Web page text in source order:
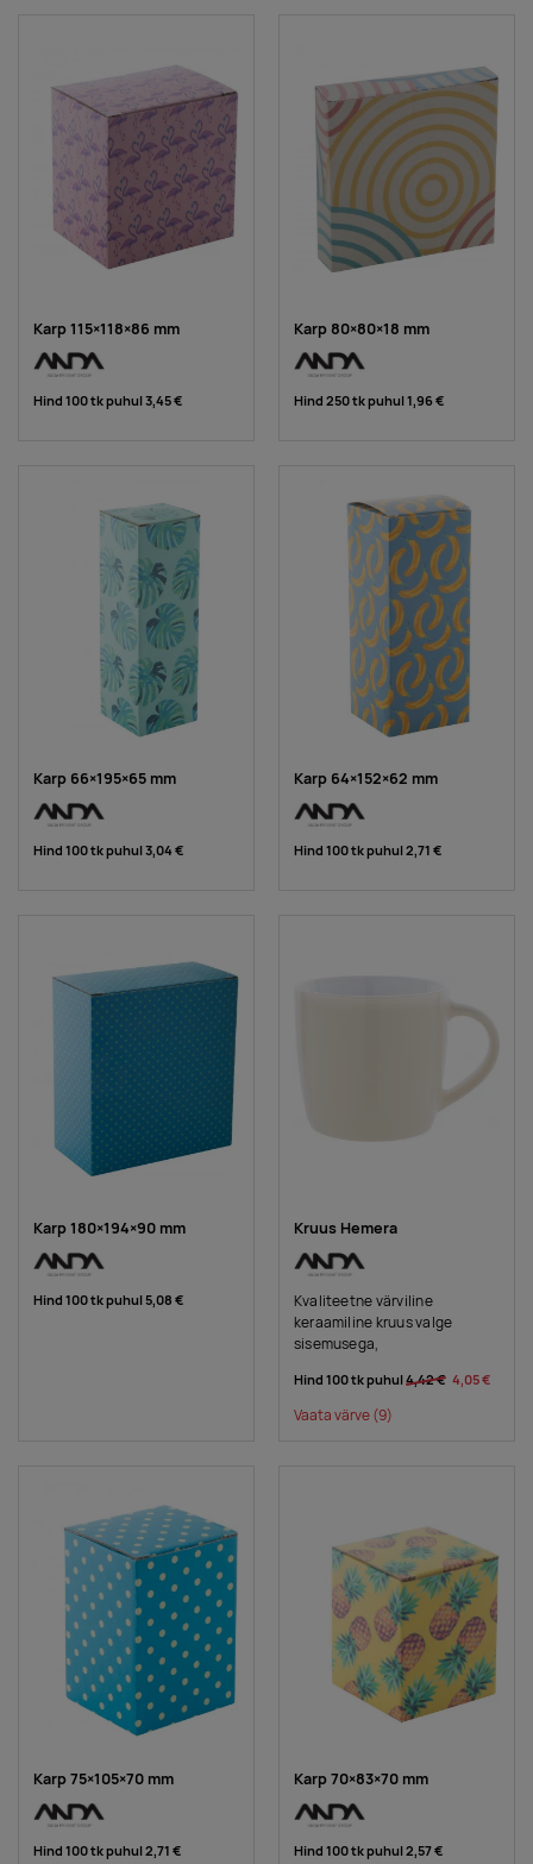
Karp 115×118×86 mm
Hind 100 tk puhul3,45 €
Karp 80×80×18 mm
Hind 250 tk puhul1,96 €
Karp 66×195×65 mm
Hind 100 tk puhul3,04 €
Karp 64×152×62 mm
Hind 100 tk puhul2,71 €
Karp 180×194×90 mm
Hind 100 tk puhul5,08 €
Kruus Hemera
Kvaliteetne värviline
keraamiline kruus valge
sisemusega,
Hind 100 tk puhul4,42 € 4,05 €
Vaata värve(9)
Karp 75×105×70 mm
Hind 100 tk puhul2,71 €
Karp 70×83×70 mm
Hind 100 tk puhul2,57 €